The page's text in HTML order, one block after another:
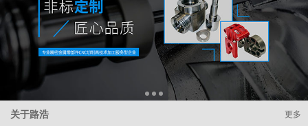
更多
关于路浩